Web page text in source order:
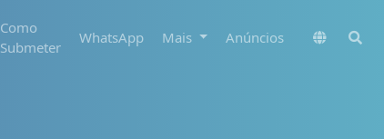
Como
Submeter
WhatsApp Mais Anúncios